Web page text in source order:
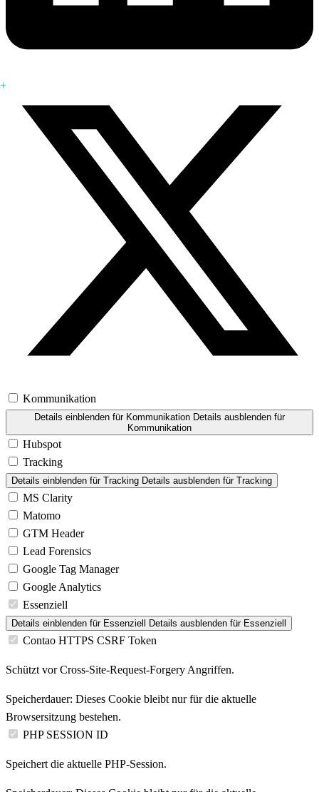
Kommunikation
Details einblenden für Kommunikation Details ausblenden für
Kommunikation
Hubspot
Tracking
Details einblenden für Tracking Details ausblenden für Tracking
MS Clarity
Matomo
GTM Header
Lead Forensics
Google Tag Manager
Google Analytics
Essenziell
Details einblenden für Essenziell Details ausblenden für Essenziell
Contao HTTPS CSRF Token
Schützt vor Cross-Site-Request-Forgery Angriffen.
Speicherdauer: Dieses Cookie bleibt nur für die aktuelle
Browsersitzung bestehen.
PHP SESSION ID
Speichert die aktuelle PHP-Session.